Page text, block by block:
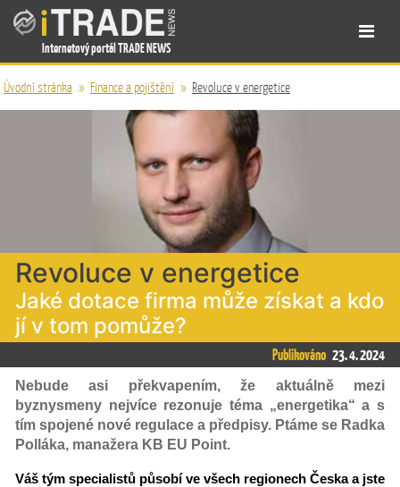
Internetový portál TRADE NEWS
Úvodní stránka » Finance a pojištění » Revoluce v energetice
Revoluce v energetice
Jaké dotace firma může získat a kdo
jí v tom pomůže?
Publikováno 23. 4. 2024
Nebude asi překvapením, že aktuálně mezi
byznysmeny nejvíce rezonuje téma „energetika“ a s
tím spojené nové regulace a předpisy. Ptáme se Radka
Polláka, manažera KB EU Point.
Váš tým specialistů působí ve všech regionech Česka a jste